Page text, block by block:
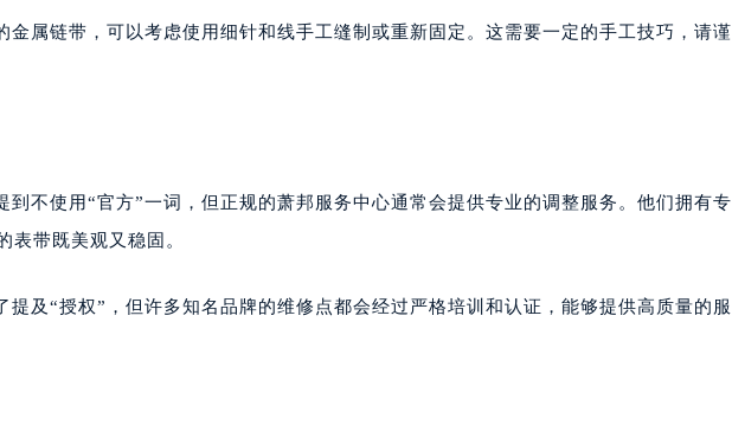
道686号世界贸易大厦38层09室（需提前预约）
139号万达金融中心A座907室（需提前预约）
路727号中银大厦A座(旺进大厦)18层09室（需提前预约）
928号同德昆明广场写字楼10层06室（需提前预约）
金属链带，可以考虑使用细针和线手工缝制或重新固定。这需要一定的手工技巧，请谨
到不使用“官方”一词，但正规的萧邦服务中心通常会提供专业的调整服务。他们拥有专
表带既美观又稳固。
提及“授权”，但许多知名品牌的维修点都会经过严格培训和认证，能够提供高质量的服